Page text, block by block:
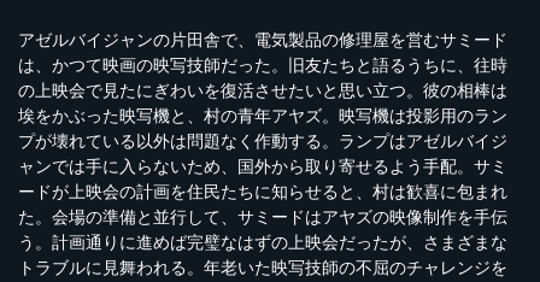
アゼルバイジャンの片田舎で、電気製品の修理屋を営むサミード
は、かつて映画の映写技師だった。旧友たちと語るうちに、往時
の上映会で見たにぎわいを復活させたいと思い立つ。彼の相棒は
埃をかぶった映写機と、村の青年アヤズ。映写機は投影用のラン
プが壊れている以外は問題なく作動する。ランプはアゼルバイジ
ャンでは手に入らないため、国外から取り寄せるよう手配。サミ
ードが上映会の計画を住民たちに知らせると、村は歓喜に包まれ
た。会場の準備と並行して、サミードはアヤズの映像制作を手伝
う。計画通りに進めば完璧なはずの上映会だったが、さまざまな
トラブルに見舞われる。年老いた映写技師の不屈のチャレンジを